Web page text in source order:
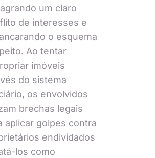
um claro
de interesses e
o esquema
Ao tentar
imóveis
do sistema
os envolvidos
brechas legais
aplicar golpes contra
endividados
los como